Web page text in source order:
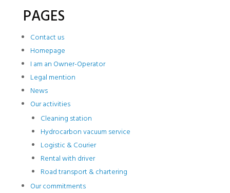
PAGES
Contact us
Homepage
I am an Owner-Operator
Legal mention
News
Our activities
Cleaning station
Hydrocarbon vacuum service
Logistic & Courier
Rental with driver
Road transport & chartering
Our commitments